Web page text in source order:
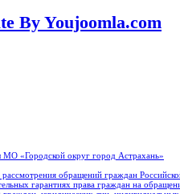
By Youjoomla.com
«Городской округ город Астрахань»
обращений граждан
гарантиях права граждан на